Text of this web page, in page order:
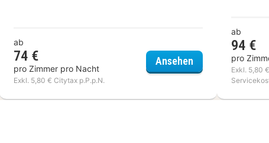
Brussel Airport
ab
74 €
pro Zimmer pro Nacht
Exkl. 5,80 € Citytax p.P.p.N.
Ansehen Pentahotel
ab
94 €
pro
Exkl. 5,80